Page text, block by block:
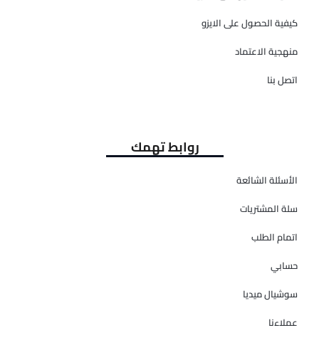
كيفية الحصول على الايزو
منهجية الاعتماد
اتصل بنا
روابط تهمك
الأسئلة الشائعة
سلة المشتريات
اتمام الطلب
حسابي
سوشيال ميديا
عملاءنا